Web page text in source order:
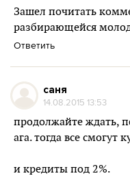
Зашел почитать
разбирающейся
Ответить
саня
14.08.2015 13:53
продолжайте ждать,
ага. тогда все смогут
и кредиты под 2%.